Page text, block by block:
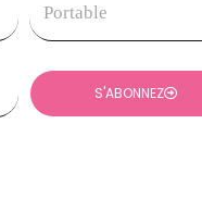
S'ABONNEZ